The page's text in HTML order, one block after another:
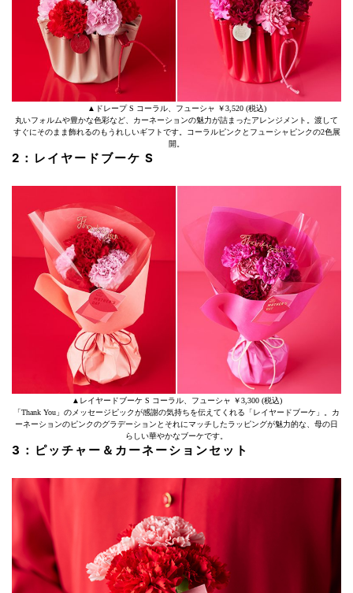
▲ドレープ S コーラル、フューシャ ￥3,520 (税込)
丸いフォルムや豊かな色彩など、カーネーションの魅力が詰まったアレンジメント。渡して
すぐにそのまま飾れるのもうれしいギフトです。コーラルピンクとフューシャピンクの2色展
開。
2：レイヤードブーケ S
▲レイヤードブーケ S コーラル、フューシャ ￥3,300 (税込)
「Thank You」のメッセージピックが感謝の気持ちを伝えてくれる「レイヤードブーケ」。カ
ーネーションのピンクのグラデーションとそれにマッチしたラッピングが魅力的な、母の日
らしい華やかなブーケです。
3：ピッチャー＆カーネーションセット